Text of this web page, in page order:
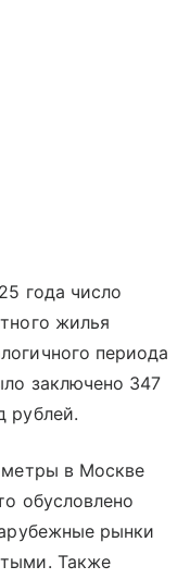
года число
жилья
периода
заключено 347
рублей.
метры в Москве
обусловлено
рынки
Также